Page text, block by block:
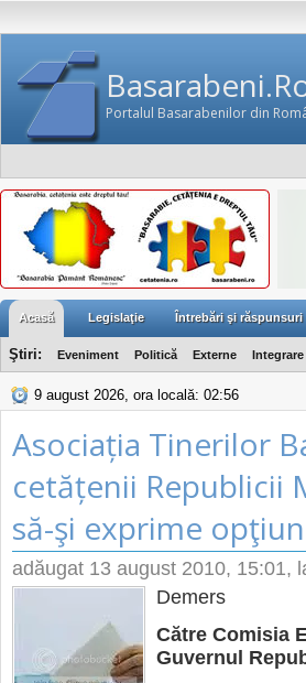
Portalul Basarabenilor din
Acasă Legislaţie Întrebări şi răspunsuri
Ştiri: Eveniment Politică Externe
9 august 2026, ora locală: 02:56
Asociația Tinerilor
cetățenii Republicii
să-şi exprime
adăugat 13 august 2010, 15:01,
Demers
Către Comisia
Guvernul